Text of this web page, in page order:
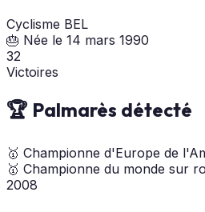
Cyclisme BEL
🎂 Née le 14 mars 1990
32
Victoires
🏆 Palmarès détecté
🥇 Championne d'Europe de
🥇 Championne du monde sur
2008